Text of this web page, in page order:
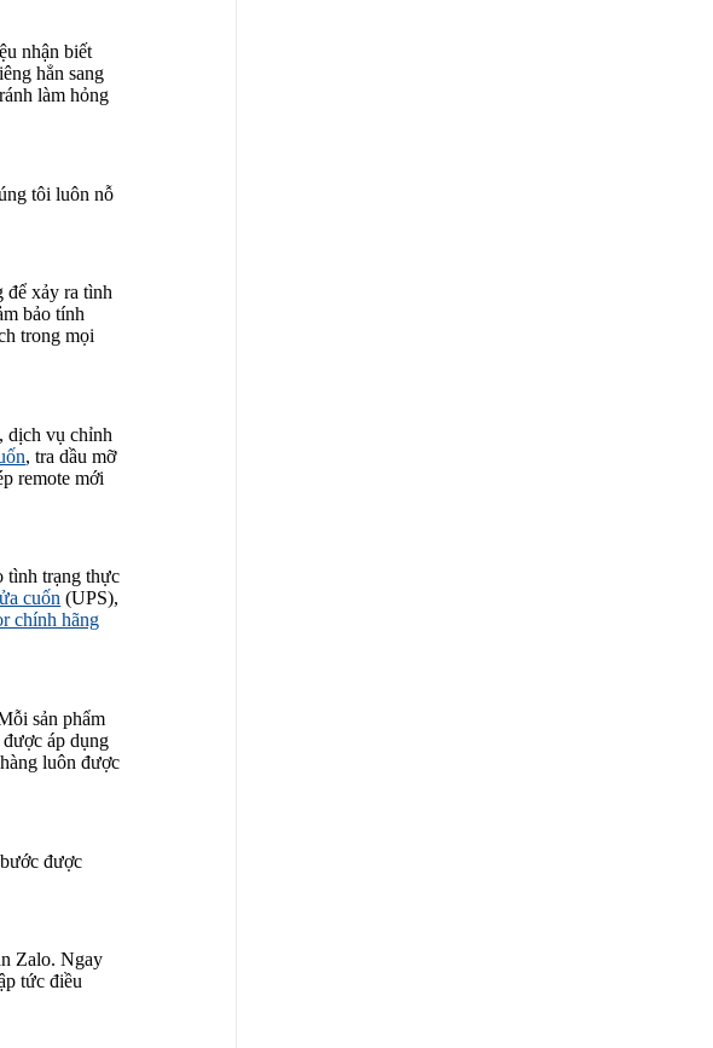
nhận biết
hẳn sang
làm hỏng
tôi luôn nỗ
để xảy ra tình
bảo tính
trong mọi
dịch vụ chỉnh
, tra dầu mỡ
remote mới
tình trạng thực
cuốn (UPS),
chính hãng
sản phẩm
áp dụng
luôn được
được
Zalo. Ngay
tức điều